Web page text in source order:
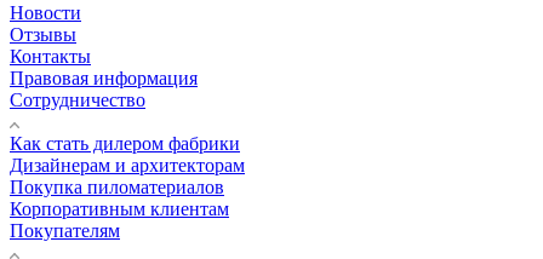
Новости
Отзывы
Контакты
Правовая информация
Сотрудничество
Как стать дилером фабрики
Дизайнерам и архитекторам
Покупка пиломатериалов
Корпоративным клиентам
Покупателям